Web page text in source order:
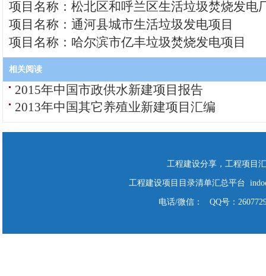
项目名称：松北区和呼兰区生活垃圾焚烧发电
项目名称：通河县城市生活垃圾发电项目
项目名称：哈尔滨市亿丰垃圾焚烧发电项目
相关阅读
2015年中国市政供水新建项目报告
2013年中国其它养殖业新建项目汇编
工程建设分享，工程项目
工程建设项目目录清单汇总平台
电话/微信： QQ号：